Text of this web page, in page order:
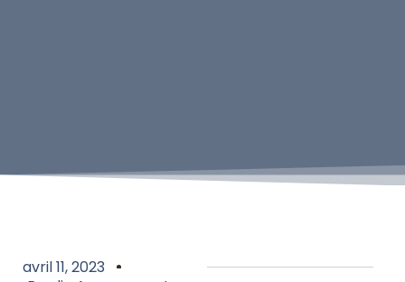
avril 11, 2023